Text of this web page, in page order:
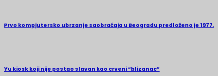
Prvo kompjutersko ubrzanje saobraćaja u Beogradu predloženo je 1977.
Yu kiosk koji nije postao slavan kao crveni “blizanac”